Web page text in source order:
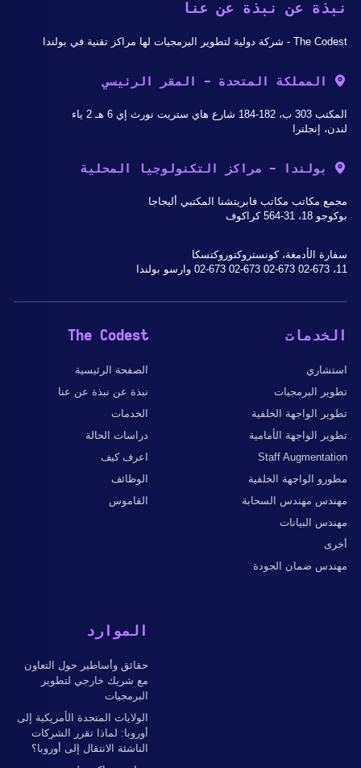
نبذة عن نبذة عن عنا
The Codest - شركة دولية لتطوير البرمجيات لها مراكز تقنية في بولندا
المملكة المتحدة - المقر الرئيسي
المكتب 303 ب، 182-184 شارع هاي ستريت نورث إي 6 هـ 2 ياء
لندن، إنجلترا
بولندا - مراكز التكنولوجيا المحلية
مجمع مكاتب مكاتب فابريتشنا المكتبي أليجاجا
بوكوجو 18، 31-564 كراكوف
سفارة الأدمغة، كونستروكتوروكتسكا
11، 02-673 02-673 02-673 02-673 وارسو بولندا
The Codest
الصفحة الرئيسية
نبذة عن نبذة عن عنا
الخدمات
دراسات الحالة
اعرف كيف
الوظائف
القاموس
الخدمات
استشاري
تطوير البرمجيات
تطوير الواجهة الخلفية
تطوير الواجهة الأمامية
Staff Augmentation
مطورو الواجهة الخلفية
مهندس مهندس السحابة
مهندس البيانات
أخرى
مهندس ضمان الجودة
الموارد
حقائق وأساطير حول التعاون
مع شريك خارجي لتطوير
البرمجيات
الولايات المتحدة الأمريكية إلى
أوروبا: لماذا تقرر الشركات
الناشئة الانتقال إلى أوروبا؟